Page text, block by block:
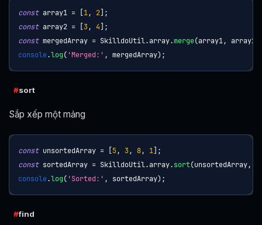
const array1 = 1, 2 ;
const array2 = 3 , 4
;
const mergedArray = SkilldoUtil.array.merge(array1, array2
console.log( 'Merged:' , mergedArray) ;
sort
Sắp xếp một mảng
const unsortedArray = [5, 3, 8, 1] ;
const sortedArray = SkilldoUtil.array.sort(unsortedArray,
console.log( 'Sorted:' , sortedArray) ;
find